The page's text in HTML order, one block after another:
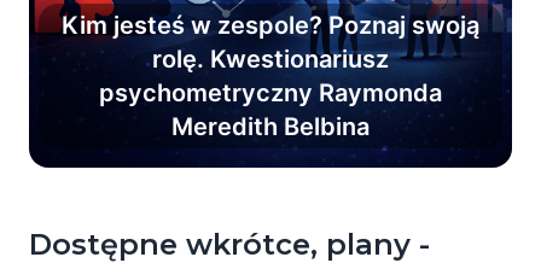
Kim jesteś w zespole? Poznaj swoją
rolę. Kwestionariusz
psychometryczny Raymonda
Meredith Belbina
Poznaj role zespołowe i osiągnij
pewność w zarządzaniu
efektywnym zespołem.
Dostępne wkrótce, plany -